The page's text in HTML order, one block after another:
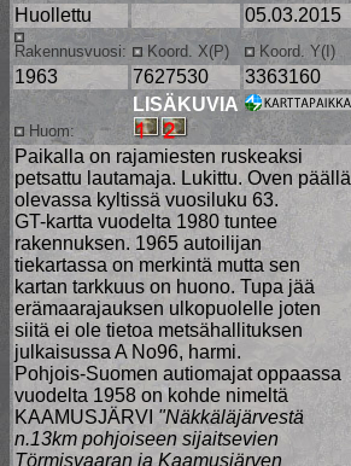
Huollettu 05.03.2015
Rakennusvuosi: Koord. X(P) Koord. Y(I)
1963 7627530 3363160
Huom:
LISÄKUVIA
Paikalla on rajamiesten ruskeaksi
petsattu lautamaja. Lukittu. Oven päällä
olevassa kyltissä vuosiluku 63.
GT-kartta vuodelta 1980 tuntee
rakennuksen. 1965 autoilijan
tiekartassa on merkintä mutta sen
kartan tarkkuus on huono. Tupa jää
erämaarajauksen ulkopuolelle joten
siitä ei ole tietoa metsähallituksen
julkaisussa A No96, harmi.
Pohjois-Suomen autiomajat oppaassa
vuodelta 1958 on kohde nimeltä
KAAMUSJÄRVI "Näkkäläjärvestä
n.13km pohjoiseen sijaitsevien
Törmisvaaran ja Kaamusjärven